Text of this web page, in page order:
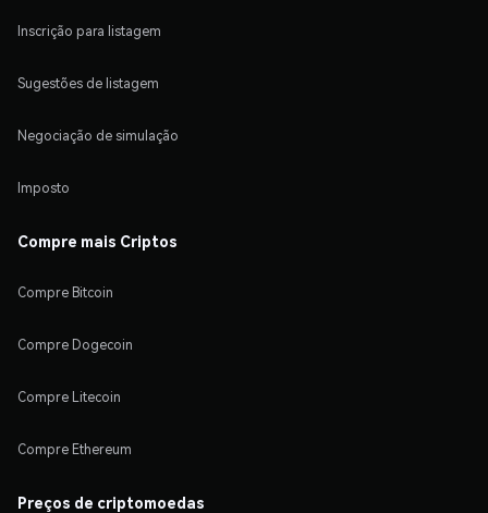
Inscrição para listagem
Sugestões de listagem
Negociação de simulação
Imposto
Compre mais Criptos
Compre Bitcoin
Compre Dogecoin
Compre Litecoin
Compre Ethereum
Preços de criptomoedas